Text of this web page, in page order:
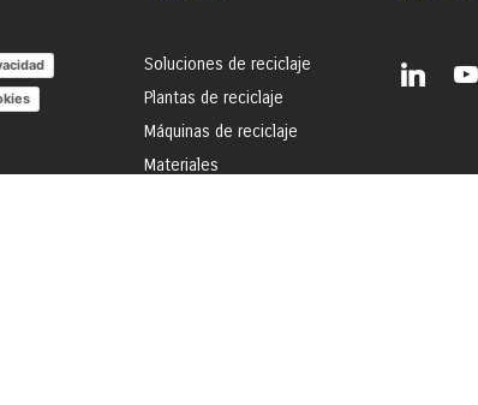
Soluciones de reciclaje
Plantas de reciclaje
Máquinas de reciclaje
Materiales
linkedin